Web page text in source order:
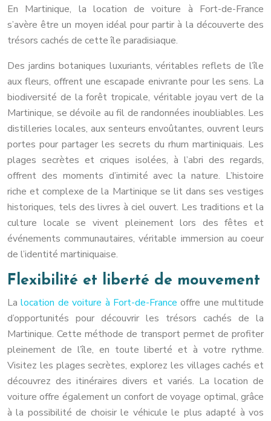
En Martinique, la location de voiture à Fort-de-France
s’avère être un moyen idéal pour partir à la découverte des
trésors cachés de cette île paradisiaque.
Des jardins botaniques luxuriants, véritables reflets de l’île
aux fleurs, offrent une escapade enivrante pour les sens. La
biodiversité de la forêt tropicale, véritable joyau vert de la
Martinique, se dévoile au fil de randonnées inoubliables. Les
distilleries locales, aux senteurs envoûtantes, ouvrent leurs
portes pour partager les secrets du rhum martiniquais. Les
plages secrètes et criques isolées, à l’abri des regards,
offrent des moments d’intimité avec la nature. L’histoire
riche et complexe de la Martinique se lit dans ses vestiges
historiques, tels des livres à ciel ouvert. Les traditions et la
culture locale se vivent pleinement lors des fêtes et
événements communautaires, véritable immersion au coeur
de l’identité martiniquaise.
Flexibilité et liberté de mouvement
Lalocation de voiture à Fort-de-France offre une multitude
d’opportunités pour découvrir les trésors cachés de la
Martinique. Cette méthode de transport permet de profiter
pleinement de l’île, en toute liberté et à votre rythme.
Visitez les plages secrètes, explorez les villages cachés et
découvrez des itinéraires divers et variés. La location de
voiture offre également un confort de voyage optimal, grâce
à la possibilité de choisir le véhicule le plus adapté à vos